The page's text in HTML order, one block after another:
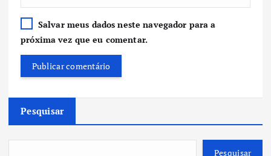
Salvar meus dados neste navegador para a
próxima vez que eu comentar.
Pesquisar
Pesquisar